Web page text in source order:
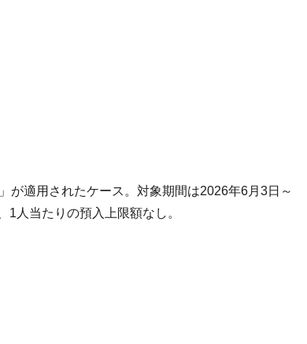
適用されたケース。対象期間は2026年6月3日～
人当たりの預入上限額なし。